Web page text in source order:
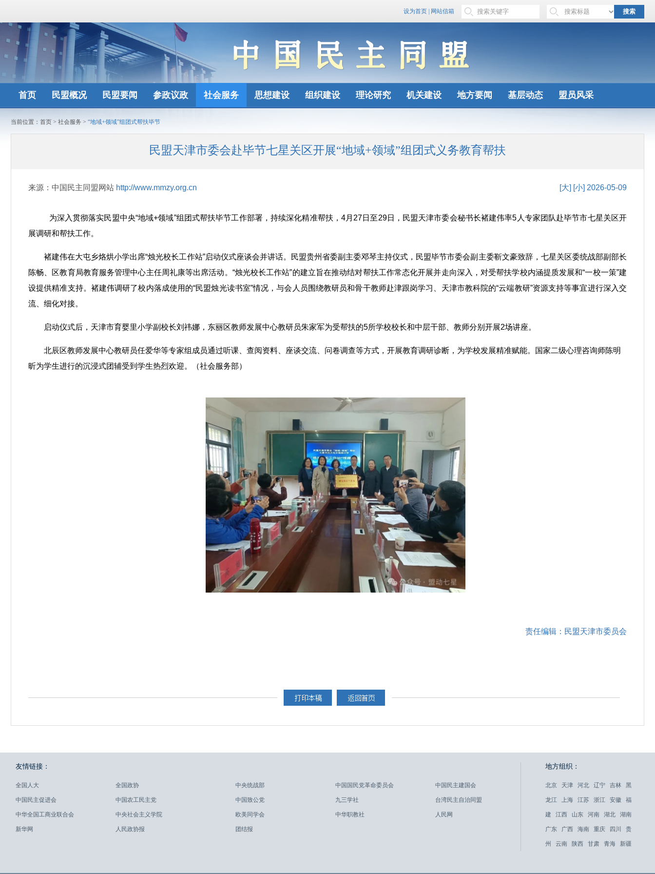
设为首页 网站信箱 搜索
首页 民盟概况 民盟要闻 参政议政 社会服务 思想建设 组织建设 理论研究 机关建设 地方要闻 基层动态 盟员风采
当前位置： 首页 > 社会服务 > “地域+领域”组团式帮扶毕节
民盟天津市委会赴毕节七星关区开展“地域+领域”组团式义务教育帮扶
来源：中国民主同盟网站 http://www.mmzy.org.cn [大] [小] 2026-05-09
为深入贯彻落实民盟中央“地域+领域”组团式帮扶毕节工作部署，持续深化精准帮扶，4月27日至29日，民盟天津市委会秘书长褚建伟率5人专家团队赴毕节市七星关区开
展调研和帮扶工作。
褚建伟在大屯乡烙烘小学出席“烛光校长工作站”启动仪式座谈会并讲话。民盟贵州省委副主委邓琴主持仪式，民盟毕节市委会副主委靳文豪致辞，七星关区委统战部副部长
陈畅、区教育局教育服务管理中心主任周礼康等出席活动。“烛光校长工作站”的建立旨在推动结对帮扶工作常态化开展并走向深入，对受帮扶学校内涵提质发展和“一校一策”建
设提供精准支持。褚建伟调研了校内落成使用的“民盟烛光读书室”情况，与会人员围绕教研员和骨干教师赴津跟岗学习、天津市教科院的“云端教研”资源支持等事宜进行深入交
流、细化对接。
启动仪式后，天津市育婴里小学副校长刘祎娜，东丽区教师发展中心教研员朱家军为受帮扶的5所学校校长和中层干部、教师分别开展2场讲座。
北辰区教师发展中心教研员任爱华等专家组成员通过听课、查阅资料、座谈交流、问卷调查等方式，开展教育调研诊断，为学校发展精准赋能。国家二级心理咨询师陈明
昕为学生进行的沉浸式团辅受到学生热烈欢迎。（社会服务部）
责任编辑：民盟天津市委员会
友情链接：
全国人大
中国民主促进会
中华全国工商业联合会
新华网
全国政协
中国农工民主党
中央社会主义学院
人民政协报
中央统战部
中国致公党
欧美同学会
团结报
中国国民党革命委员会
九三学社
中华职教社
中国民主建国会
台湾民主自治同盟
人民网
地方组织：
北京 天津 河北 辽宁 吉林 黑
龙江 上海 江苏 浙江 安徽 福
建 江西 山东 河南 湖北 湖南
广东 广西 海南 重庆 四川 贵
州 云南 陕西 甘肃 青海 新疆